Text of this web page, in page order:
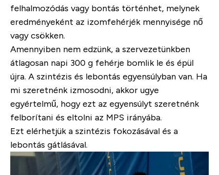
felhalmozódás vagy bontás történhet, melynek
eredményeként az izomfehérjék mennyisége nő
vagy csökken.
Amennyiben nem edzünk, a szervezetünkben
átlagosan napi 300 g fehérje bomlik le és épül
újra. A szintézis és lebontás egyensúlyban van. Ha
mi szeretnénk izmosodni, akkor ugye
egyértelmű, hogy ezt az egyensúlyt szeretnénk
felborítani és eltolni az MPS irányába.
Ezt elérhetjük a szintézis fokozásával és a
lebontás gátlásával.